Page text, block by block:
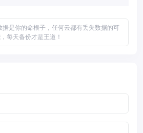
据是你的命根子，任何云都有丢失数据的可
每天备份才是王道！